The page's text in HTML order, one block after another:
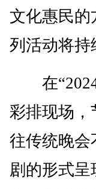
文化惠民的
列活动将持
在“2024
彩排现场，
往传统晚会
剧的形式